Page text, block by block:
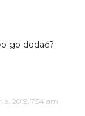
go dodać?
2019, 7:54 am